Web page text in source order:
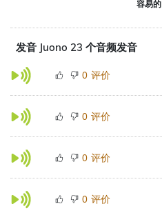
容易的
发音 Juono 23 个音频发音
0 评价
0 评价
0 评价
0 评价